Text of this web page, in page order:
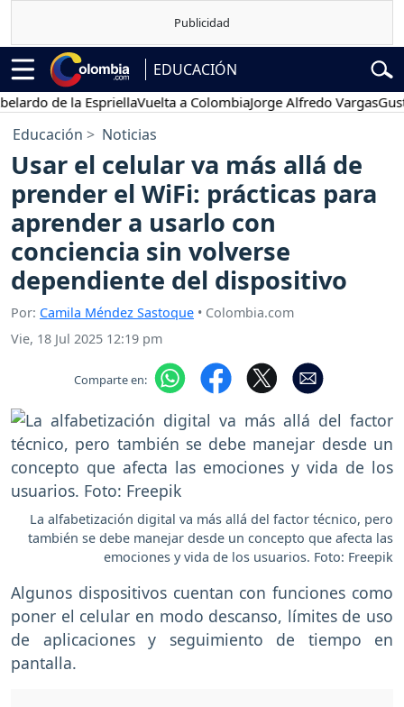
EDUCACIÓN
de la EspriellaVuelta a ColombiaJorge Alfredo VargasGustavo
Educación Noticias
Usar el celular va más allá de
prender el WiFi: prácticas para
aprender a usarlo con
conciencia sin volverse
dependiente del dispositivo
Por: Camila Méndez Sastoque • Colombia.com
Vie, 18 Jul 2025 12:19 pm
Comparte en:
La alfabetización digital va más allá del factor técnico, pero
también se debe manejar desde un concepto que afecta las
emociones y vida de los usuarios. Foto: Freepik
Algunos dispositivos cuentan con funciones como
poner el celular en modo descanso, límites de uso
de aplicaciones y seguimiento de tiempo en
pantalla.